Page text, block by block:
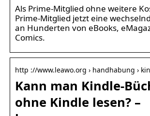
Als Prime-Mitglied ohne weitere
Prime-Mitglied jetzt eine
an Hunderten von eBooks,
Comics.
http ://www.leawo.org › handhabung ›
Kann man Kindle-
ohne Kindle lesen? –